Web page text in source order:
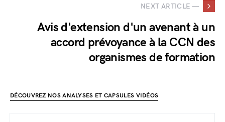
NEXT ARTICLE —
Avis d'extension d'un avenant à un
accord prévoyance à la CCN des
organismes de formation
DÉCOUVREZ NOS ANALYSES ET CAPSULES VIDÉOS